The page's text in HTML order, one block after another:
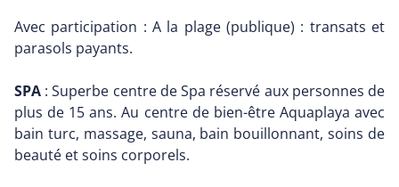
Avec participation : A la plage (publique) : transats et
parasols payants.
SPA : Superbe centre de Spa réservé aux personnes de
plus de 15 ans. Au centre de bien-être Aquaplaya avec
bain turc, massage, sauna, bain bouillonnant, soins de
beauté et soins corporels.